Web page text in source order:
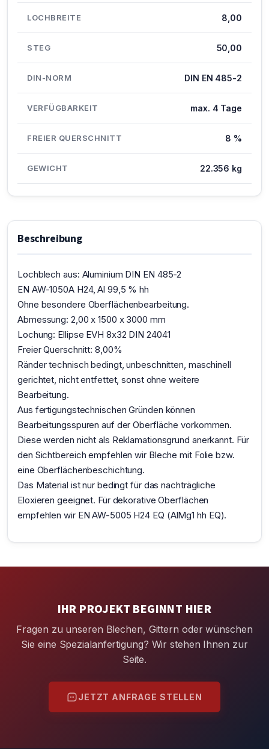
LOCHBREITE 8,00
STEG 50,00
DIN-NORM DIN EN 485-2
VERFÜGBARKEIT max. 4 Tage
FREIER QUERSCHNITT 8 %
GEWICHT 22.356 kg
Beschreibung
Lochblech aus: Aluminium DIN EN 485-2
EN AW-1050A H24, Al 99,5 % hh
Ohne besondere Oberflächenbearbeitung.
Abmessung: 2,00 x 1500 x 3000 mm
Lochung: Ellipse EVH 8x32 DIN 24041
Freier Querschnitt: 8,00%
Ränder technisch bedingt, unbeschnitten, maschinell
gerichtet, nicht entfettet, sonst ohne weitere
Bearbeitung.
Aus fertigungstechnischen Gründen können
Bearbeitungsspuren auf der Oberfläche vorkommen.
Diese werden nicht als Reklamationsgrund anerkannt. Für
den Sichtbereich empfehlen wir Bleche mit Folie bzw.
eine Oberflächenbeschichtung.
Das Material ist nur bedingt für das nachträgliche
Eloxieren geeignet. Für dekorative Oberflächen
empfehlen wir EN AW-5005 H24 EQ (AlMg1 hh EQ).
IHR PROJEKT BEGINNT HIER
Fragen zu unseren Blechen, Gittern oder wünschen
Sie eine Spezialanfertigung? Wir stehen Ihnen zur
Seite.
JETZT ANFRAGE STELLEN